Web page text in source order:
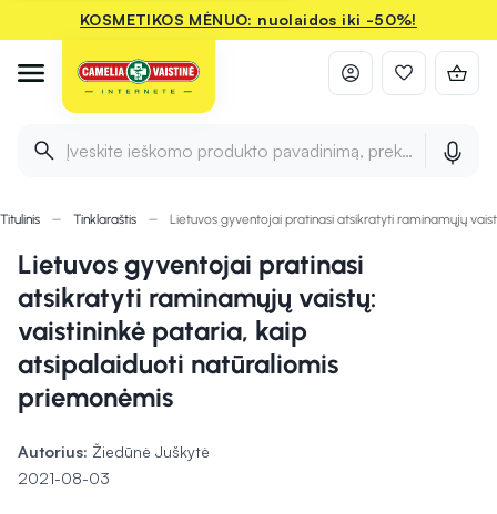
KOSMETIKOS MĖNUO: nuolaidos iki -50%!
Įveskite ieškomo produkto pavadinimą, prekės ženklą ir
Titulinis Tinklaraštis Lietuvos gyventojai pratinasi atsikratyti raminamųjų
Lietuvos gyventojai pratinasi
atsikratyti raminamųjų vaistų:
vaistininkė pataria, kaip
atsipalaiduoti natūraliomis
priemonėmis
Autorius: Žiedūnė Juškytė
2021-08-03